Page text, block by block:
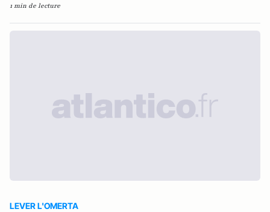
1 min de lecture
LEVER L'OMERTA